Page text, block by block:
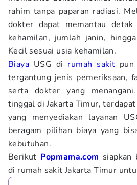
rahim tanpa paparan radiasi.
dokter dapat memantau
kehamilan, jumlah janin,
Kecil sesuai usia kehamilan.
Biaya USG di rumah sakit
tergantung jenis pemeriksaan,
serta dokter yang
tinggal di Jakarta Timur,
yang menyediakan layanan
beragam pilihan biaya yang
kebutuhan.
Berikut Popmama.com siapkan
di rumah sakit Jakarta Timur